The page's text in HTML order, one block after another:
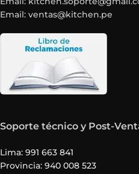
Email: ventas@kitchen.pe
Soporte técnico y Post-
Lima: 991 663 841
Provincia: 940 008 523